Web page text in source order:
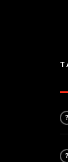
?
?